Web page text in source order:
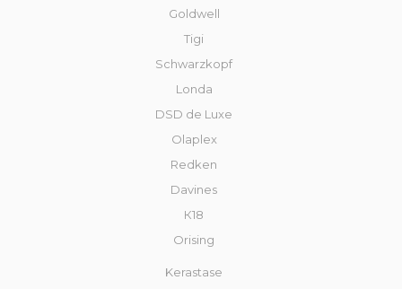
Goldwell
Tigi
Schwarzkopf
Londa
DSD de Luxe
Olaplex
Redken
Davines
К18
Orising
Kerastase